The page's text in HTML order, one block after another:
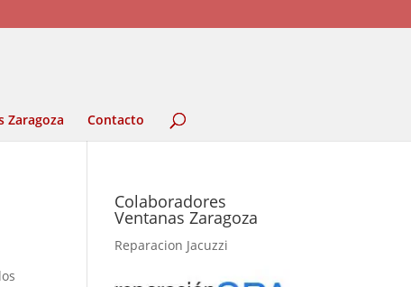
Zaragoza Contacto
Colaboradores
Ventanas Zaragoza
Reparacion Jacuzzi